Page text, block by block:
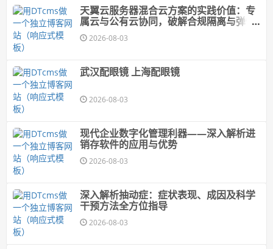
天翼云服务器混合云方案的实践价值：专
属云与公有云协同，破解合规隔离与弹性
扩展的平衡难题
2026-08-03
武汉配眼镜 上海配眼镜
2026-08-03
现代企业数字化管理利器——深入解析进
销存软件的应用与优势
2026-08-03
深入解析抽动症：症状表现、成因及科学
干预方法全方位指导
2026-08-03